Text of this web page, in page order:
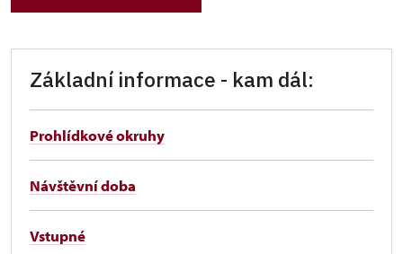
Základní informace - kam dál:
Prohlídkové okruhy
Návštěvní doba
Vstupné